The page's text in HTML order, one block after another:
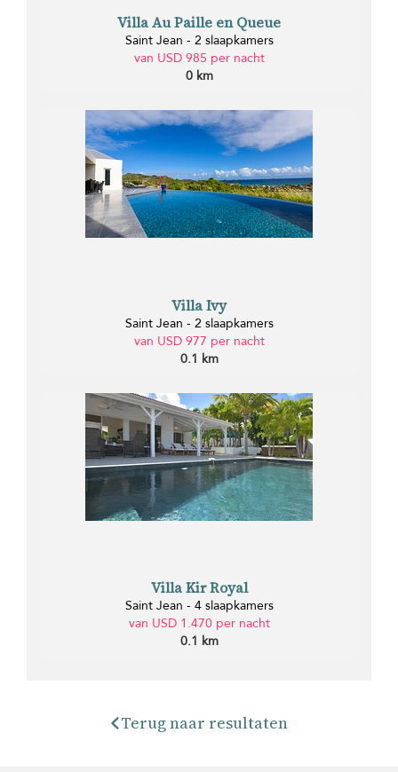
Villa Au Paille en Queue
Saint Jean - 2 slaapkamers
van USD 985 per nacht
0 km
Villa Ivy
Saint Jean - 2 slaapkamers
van USD 977 per nacht
0.1 km
Villa Kir Royal
Saint Jean - 4 slaapkamers
van USD 1.470 per nacht
0.1 km
Terug naar resultaten